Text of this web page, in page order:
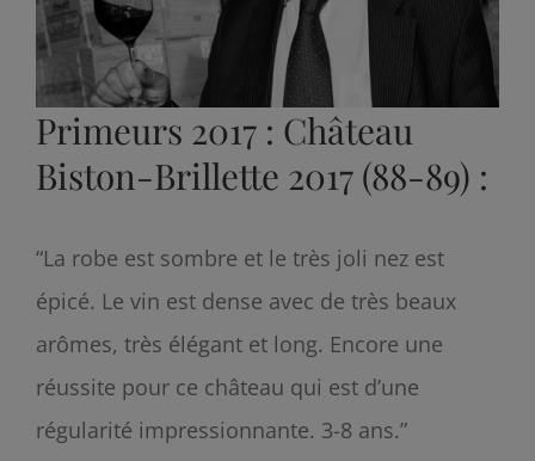
Primeurs 2017 : Château
Biston-Brillette 2017 (88-89) :
“La robe est sombre et le très joli nez est
épicé. Le vin est dense avec de très beaux
arômes, très élégant et long. Encore une
réussite pour ce château qui est d’une
régularité impressionnante. 3-8 ans.”